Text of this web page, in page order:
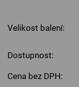
Velikost balení:
Dostupnost:
Cena bez DPH: